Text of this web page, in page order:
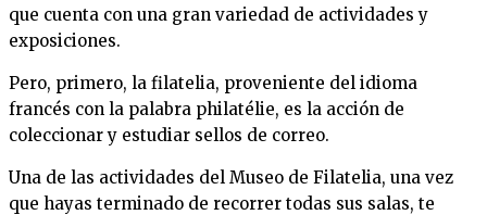
que cuenta con una gran variedad de actividades y
exposiciones.
Pero, primero, la filatelia, proveniente del idioma
francés con la palabra philatélie, es la acción de
coleccionar y estudiar sellos de correo.
Una de las actividades del Museo de Filatelia, una vez
que hayas terminado de recorrer todas sus salas, te